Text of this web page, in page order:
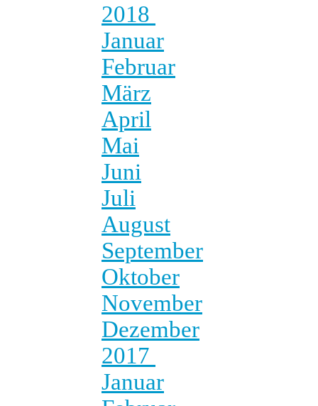
2018
Januar
Februar
März
April
Mai
Juni
Juli
August
September
Oktober
November
Dezember
2017
Januar